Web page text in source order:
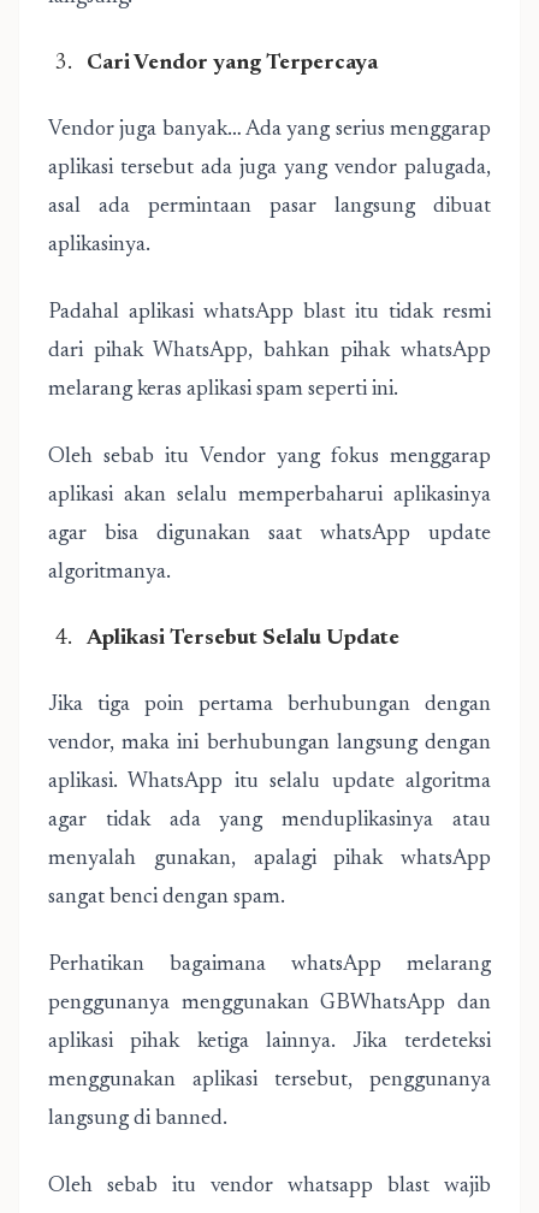
Cari Vendor yang Terpercaya
Vendor juga banyak… Ada yang serius menggarap
aplikasi tersebut ada juga yang vendor palugada,
asal ada permintaan pasar langsung dibuat
aplikasinya.
Padahal aplikasi whatsApp blast itu tidak resmi
dari pihak WhatsApp, bahkan pihak whatsApp
melarang keras aplikasi spam seperti ini.
Oleh sebab itu Vendor yang fokus menggarap
aplikasi akan selalu memperbaharui aplikasinya
agar bisa digunakan saat whatsApp update
algoritmanya.
Aplikasi Tersebut Selalu Update
Jika tiga poin pertama berhubungan dengan
vendor, maka ini berhubungan langsung dengan
aplikasi. WhatsApp itu selalu update algoritma
agar tidak ada yang menduplikasinya atau
menyalah gunakan, apalagi pihak whatsApp
sangat benci dengan spam.
Perhatikan bagaimana whatsApp melarang
penggunanya menggunakan GBWhatsApp dan
aplikasi pihak ketiga lainnya. Jika terdeteksi
menggunakan aplikasi tersebut, penggunanya
langsung di banned.
Oleh sebab itu vendor whatsapp blast wajib